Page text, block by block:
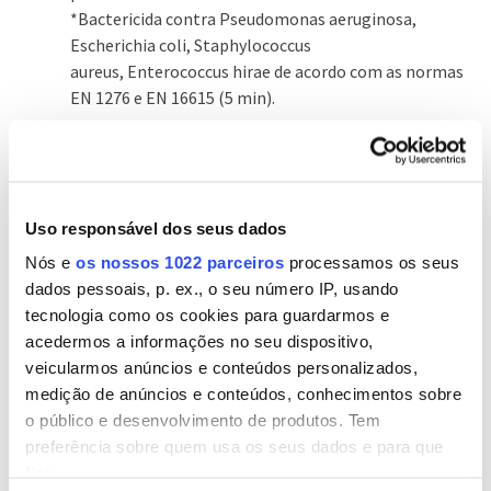
Uso responsável dos seus dados
Nós e os nossos 1022 parceiros processamos os seus
dados pessoais, p. ex., o seu número IP, usando
tecnologia como os cookies para guardarmos e
acedermos a informações no seu dispositivo,
veicularmos anúncios e conteúdos personalizados,
medição de anúncios e conteúdos, conhecimentos sobre
o público e desenvolvimento de produtos. Tem
preferência sobre quem usa os seus dados e para que
*Bactericida contra Pseudomonas aeruginosa,
Escherichia coli, Staphylococcus
aureus, Enterococcus hirae de acordo com as normas
EN 1276 e EN 16615 (5 min).
Atenção: utilizar luvas. Deite o restante líquido (190
ml) da embalagem dentro da
gaveta para detergente. Não use detergente. Não
utilize ciclo de pré-lavagem.
Ligue a máquina de lavar por 60 min 60°C sem roupa.
No final do ciclo de lavagem limpe os resíduos da
junta da porta com um pano ou
esponja. *Bactericida contra Pseudomonas